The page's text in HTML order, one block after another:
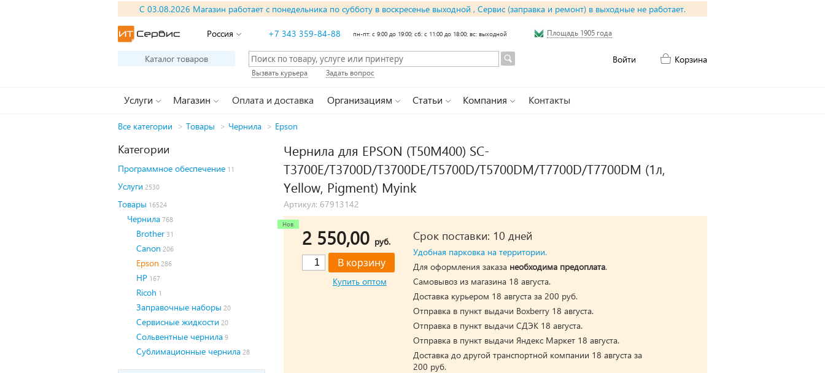
С 03.08.2026 Магазин работает с понедельника по субботу в воскресенье выходной , Сервис (заправка и ремонт) в выходные не работает.
Россия +7 343 359-84-88 пн-пт: с 9:00 до 19:00; сб: с 11:00 до 18:00; вс: выходной Площадь 1905 года
Каталог товаров Войти Корзина
Вызвать курьера Задать вопрос
Услуги Магазин Оплата и доставка Организациям Статьи Компания Контакты
Все категории > Товары > Чернила > Epson
Категории
Программное обеспечение 11
Услуги 2530
Товары 16524
Чернила 768
Brother 31
Canon 206
Epson 286
HP 167
Ricoh 1
Заправочные наборы 20
Сервисные жидкости 20
Сольвентные чернила 9
Сублимационные чернила 28
Чернила для EPSON (T50M400) SC-
T3700E/T3700D/T3700DE/T5700D/T5700DM/T7700D/T7700DM (1л,
Yellow, Pigment) Myink
Артикул: 67913142
2 550,00 руб.
Купить оптом
Срок поставки: 10 дней
Удобная парковка на территории.
Для оформления заказа необходима предоплата.
Самовывоз из магазина 18 августа.
Доставка курьером 18 августа за 200 руб.
Отправка в пункт выдачи Boxberry 18 августа.
Отправка в пункт выдачи СДЭК 18 августа.
Отправка в пункт выдачи Яндекс Маркет 18 августа.
Доставка до другой транспортной компании 18 августа за
200 руб.